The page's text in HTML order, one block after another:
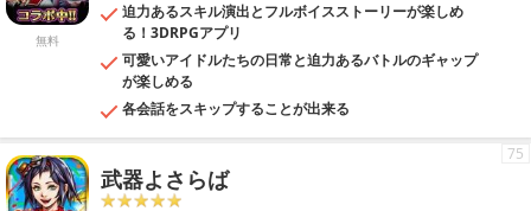
無料
迫力あるスキル演出とフルボイスストーリーが楽しめ
る！3DRPGアプリ
可愛いアイドルたちの日常と迫力あるバトルのギャップ
が楽しめる
各会話をスキップすることが出来る
武器よさらば
75